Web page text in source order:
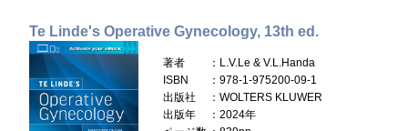
Te Linde's Operative Gynecology, 13th ed.
著者
：L.V.Le & V.L.Handa
ISBN
：978-1-975200-09-1
出版社
：WOLTERS KLUWER
出版年
：2024年